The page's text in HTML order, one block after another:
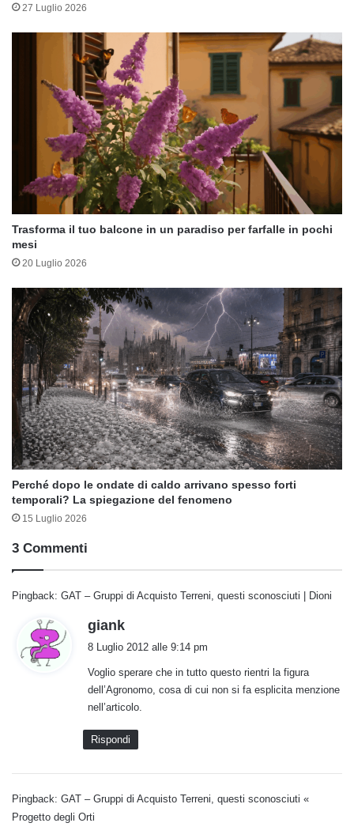
27 Luglio 2026
Trasforma il tuo balcone in un paradiso per farfalle in pochi
mesi
20 Luglio 2026
Perché dopo le ondate di caldo arrivano spesso forti
temporali? La spiegazione del fenomeno
15 Luglio 2026
3 Commenti
Pingback: GAT – Gruppi di Acquisto Terreni, questi sconosciuti | Dioni
giank
e
t
t
o
:
8 Luglio 2012 alle 9:14 pm
Voglio sperare che in tutto questo rientri la figura
dell’Agronomo, cosa di cui non si fa esplicita menzione
nell’articolo.
Rispondi
Pingback: GAT – Gruppi di Acquisto Terreni, questi sconosciuti «
Progetto degli Orti